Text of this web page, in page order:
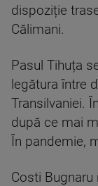
dispoziție
Călimani.
Pasul Tihuța
legătura între
Transilvaniei.
după ce mai
În pandemie,
Costi Bugnaru